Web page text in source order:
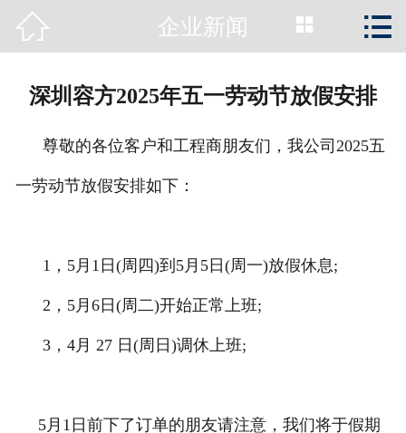
 首页
资质荣誉
 企业新闻  
深圳容方2025年五一劳动节放假安排
尊敬的各位客户和工程商朋友们，我公司2025五
一劳动节放假安排如下：
1，5月1日(周四)到5月5日(周一)放假休息;
2，5月6日(周二)开始正常上班;
3，4月 27 日(周日)调休上班;
5月1日前下了订单的朋友请注意，我们将于假期